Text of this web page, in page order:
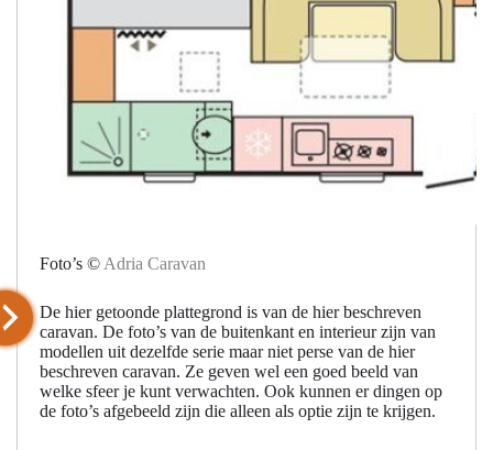
Foto’s © Adria Caravan
De hier getoonde plattegrond is van de hier beschreven
caravan. De foto’s van de buitenkant en interieur zijn van
modellen uit dezelfde serie maar niet perse van de hier
beschreven caravan. Ze geven wel een goed beeld van
welke sfeer je kunt verwachten. Ook kunnen er dingen op
de foto’s afgebeeld zijn die alleen als optie zijn te krijgen.